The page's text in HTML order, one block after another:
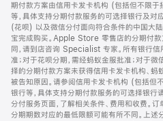
期付款方案由信用卡发卡机构 (包括但不限于
等，具体支持分期付款服务的可选择银行及对
(花呗) 以及微信分付面向符合条件的中国大
宝完成购买。Apple Store 零售店的分期付
同，请到店咨询 Specialist 专家。所有银行
准；对于花呗分期，需经蚂蚁金服批准；对于
择的分期付款方案未获得信用卡发卡机构、
被告知原因。请参阅信用卡发卡机构 (包括但
银行等，具体支持分期付款服务的可选择银行
分付服务页面，了解相关条件、费用和收费。
分期期数对应的最低限额可能有所不同。上述